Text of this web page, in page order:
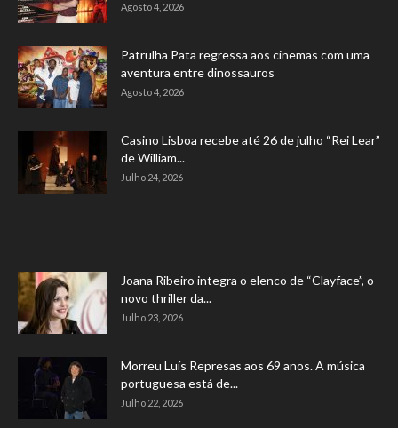
Agosto 4, 2026
Patrulha Pata regressa aos cinemas com uma
aventura entre dinossauros
Agosto 4, 2026
Casino Lisboa recebe até 26 de julho “Rei Lear”
de William...
Julho 24, 2026
Joana Ribeiro integra o elenco de “Clayface”, o
novo thriller da...
Julho 23, 2026
Morreu Luís Represas aos 69 anos. A música
portuguesa está de...
Julho 22, 2026